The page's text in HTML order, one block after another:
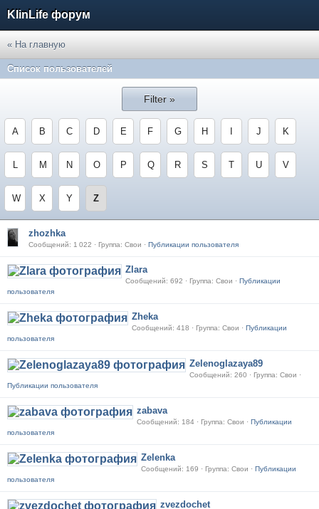
KlinLife форум
« На главную
Список пользователей
Filter »
A B C D E F G H J K
L M N O P Q R S T U V
W X Y Z
zhozhka
Сообщений: 1 022 · Группа: Свои · Публикации пользователя
Zlara
Сообщений: 692 · Группа: Свои · Публикации
пользователя
Zheka
Сообщений: 418 · Группа: Свои · Публикации
пользователя
Zelenoglazaya89
Сообщений: 260 · Группа: Свои ·
Публикации пользователя
zabava
Сообщений: 184 · Группа: Свои · Публикации
пользователя
Zelenka
Сообщений: 169 · Группа: Свои · Публикации
пользователя
zvezdochet